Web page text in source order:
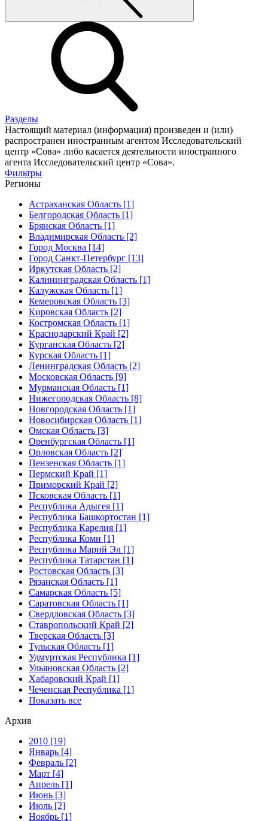
Разделы
Настоящий материал (информация) произведен и (или)
распространен иностранным агентом Исследовательский
центр «Сова» либо касается деятельности иностранного
агента Исследовательский центр «Сова».
Фильтры
Регионы
Астраханская Область [1]
Белгородская Область [1]
Брянская Область [1]
Владимирская Область [2]
Город Москва [14]
Город Санкт-Петербург [13]
Иркутская Область [2]
Калининградская Область [1]
Калужская Область [1]
Кемеровская Область [3]
Кировская Область [2]
Костромская Область [1]
Краснодарский Край [2]
Курганская Область [2]
Курская Область [1]
Ленинградская Область [2]
Московская Область [9]
Мурманская Область [1]
Нижегородская Область [8]
Новгородская Область [1]
Новосибирская Область [1]
Омская Область [3]
Оренбургская Область [1]
Орловская Область [2]
Пензенская Область [1]
Пермский Край [1]
Приморский Край [2]
Псковская Область [1]
Республика Адыгея [1]
Республика Башкортостан [1]
Республика Карелия [1]
Республика Коми [1]
Республика Марий Эл [1]
Республика Татарстан [1]
Ростовская Область [3]
Рязанская Область [1]
Самарская Область [5]
Саратовская Область [1]
Свердловская Область [3]
Ставропольский Край [2]
Тверская Область [3]
Тульская Область [1]
Удмуртская Республика [1]
Ульяновская Область [2]
Хабаровский Край [1]
Чеченская Республика [1]
Показать все
Архив
2010 [19]
Январь [4]
Февраль [2]
Март [4]
Апрель [1]
Июнь [3]
Июль [2]
Ноябрь [1]